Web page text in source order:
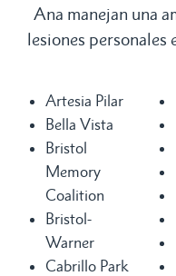
Ana manejan una
lesiones personales
Artesia Pilar
Bella Vista
Bristol
Memory
Coalition
Bristol-
Warner
Cabrillo Park